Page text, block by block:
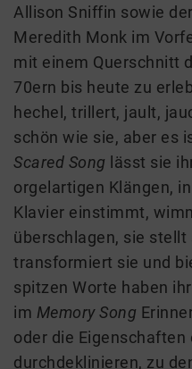
Allison Sniffin sowie
Meredith Monk im
mit einem Querschnitt
70ern bis heute zu
hechel, trillert, jault,
schön wie sie, aber es
Scared Song lässt sie
orgelartigen Klängen,
Klavier einstimmt,
überschlagen, sie stellt
transformiert sie und
spitzen Worte haben
im Memory Song
oder die Eigenschaften
durchdeklinieren, zu